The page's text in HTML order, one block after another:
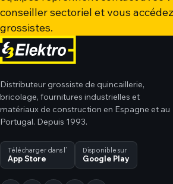
conseiller sectoriel et vous
grossistes.
Distributeur grossiste de quincaillerie,
bricolage, fournitures industrielles et
matériaux de construction en Espagne et au
Portugal. Depuis 1993.
Télécharger dans l’
App Store
Disponible sur
Google Play